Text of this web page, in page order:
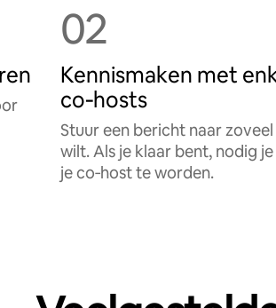
02
Kennismaken met
co‑hosts
Stuur een bericht naar zoveel
wilt. Als je klaar bent, nodig
je co‑host te worden.